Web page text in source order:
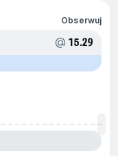
Obserwuj
15.29